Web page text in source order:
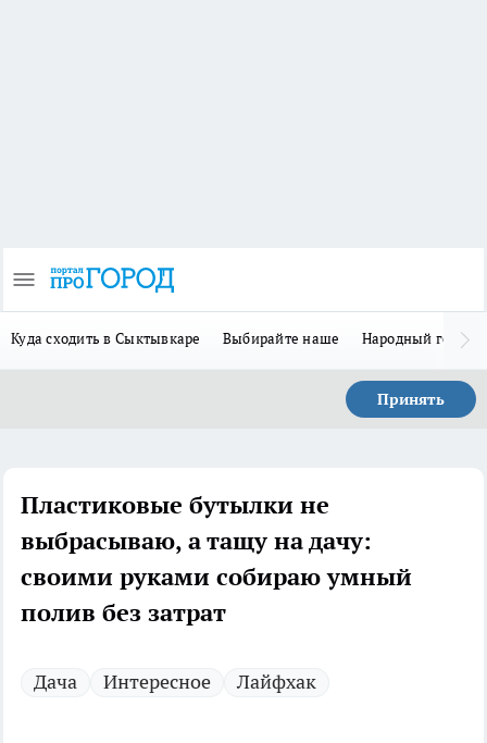
Куда сходить в Сыктывкаре Выбирайте наше Народный герой
Принять
Пластиковые бутылки не
выбрасываю, а тащу на дачу:
своими руками собираю умный
полив без затрат
Дача Интересное Лайфхак